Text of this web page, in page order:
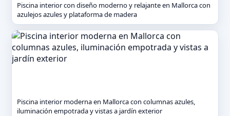
Piscina interior con diseño moderno y relajante en Mallorca con
azulejos azules y plataforma de madera
Piscina interior moderna en Mallorca con columnas azules,
iluminación empotrada y vistas a jardín exterior